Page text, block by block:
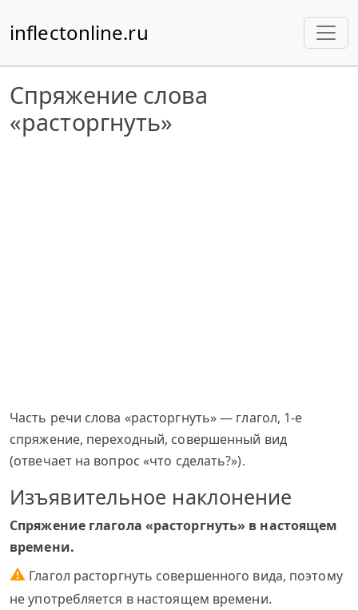
inflectonline.ru
Спряжение слова
«расторгнуть»
Часть речи слова «расторгнуть» — глагол, 1-е
спряжение, переходный, совершенный вид
(отвечает на вопрос «что сделать?»).
Изъявительное наклонение
Спряжение глагола «расторгнуть» в настоящем
времени.
⚠ Глагол расторгнуть совершенного вида, поэтому
не употребляется в настоящем времени.